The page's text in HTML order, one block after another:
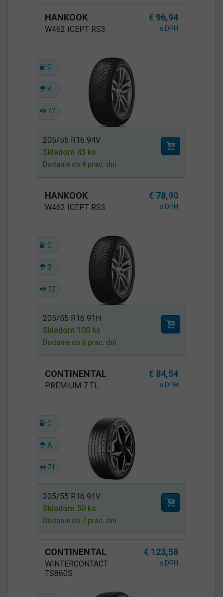
HANKOOK € 96,94
W462 ICEPT RS3 s DPH
C
B
72
205/55 R16 94V
Skladom 43 ks
Dodanie do 6 prac. dní
HANKOOK € 78,90
W462 ICEPT RS3 s DPH
C
B
72
205/55 R16 91H
Skladom 100 ks
Dodanie do 6 prac. dní
CONTINENTAL € 84,54
PREMIUM 7 TL s DPH
C
A
71
205/55 R16 91V
Skladom 50 ks
Dodanie do 7 prac. dní
CONTINENTAL € 123,58
WINTERCONTACT
TS860S
s DPH